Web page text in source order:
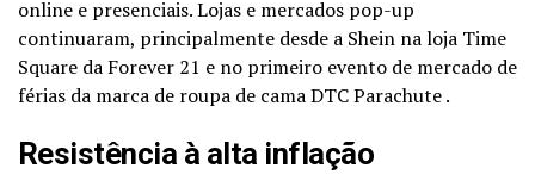
online e presenciais. Lojas e mercados pop-up
continuaram, principalmente desde a Shein na loja Time
Square da Forever 21 e no primeiro evento de mercado de
férias da marca de roupa de cama DTC Parachute .
Resistência à alta inflação